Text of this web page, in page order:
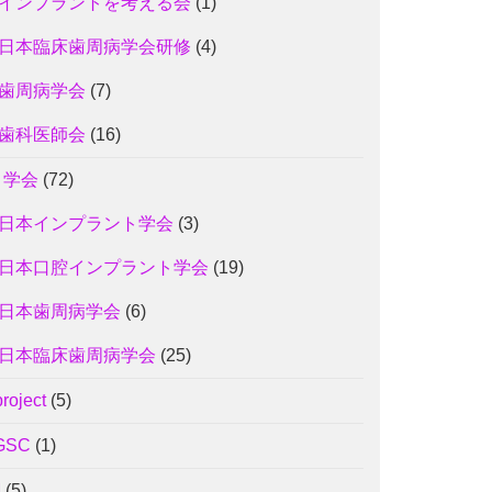
日本臨床歯周病学会研修 (4)
周病学会 (7)
科医師会 (16)
会 (72)
日本インプラント学会 (3)
日本口腔インプラント学会 (19)
日本歯周病学会 (6)
日本臨床歯周病学会 (25)
(5)
(1)